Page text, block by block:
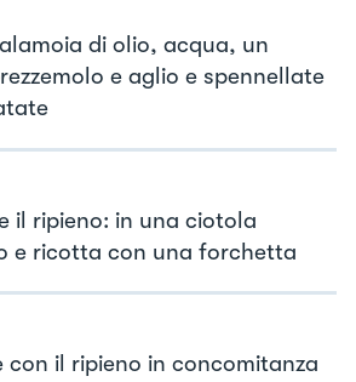
di olio, acqua, un
e aglio e spennellate
il ripieno: in una ciotola
e ricotta con una forchetta
con il ripieno in concomitanza